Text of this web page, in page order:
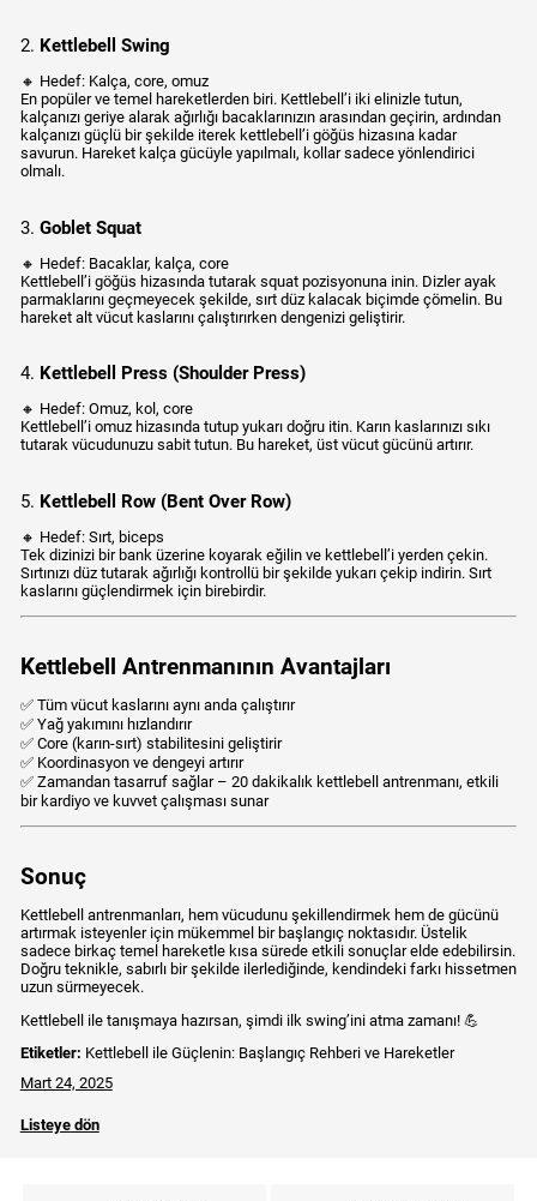
2. Kettlebell Swing
🔸 Hedef: Kalça, core, omuz
En popüler ve temel hareketlerden biri. Kettlebell’i iki elinizle tutun,
kalçanızı geriye alarak ağırlığı bacaklarınızın arasından geçirin, ardından
kalçanızı güçlü bir şekilde iterek kettlebell’i göğüs hizasına kadar
savurun. Hareket kalça gücüyle yapılmalı, kollar sadece yönlendirici
olmalı.
3. Goblet Squat
🔸 Hedef: Bacaklar, kalça, core
Kettlebell’i göğüs hizasında tutarak squat pozisyonuna inin. Dizler ayak
parmaklarını geçmeyecek şekilde, sırt düz kalacak biçimde çömelin. Bu
hareket alt vücut kaslarını çalıştırırken dengenizi geliştirir.
4. Kettlebell Press (Shoulder Press)
🔸 Hedef: Omuz, kol, core
Kettlebell’i omuz hizasında tutup yukarı doğru itin. Karın kaslarınızı sıkı
tutarak vücudunuzu sabit tutun. Bu hareket, üst vücut gücünü artırır.
5. Kettlebell Row (Bent Over Row)
🔸 Hedef: Sırt, biceps
Tek dizinizi bir bank üzerine koyarak eğilin ve kettlebell’i yerden çekin.
Sırtınızı düz tutarak ağırlığı kontrollü bir şekilde yukarı çekip indirin. Sırt
kaslarını güçlendirmek için birebirdir.
Kettlebell Antrenmanının Avantajları
✅ Tüm vücut kaslarını aynı anda çalıştırır
✅ Yağ yakımını hızlandırır
✅ Core (karın-sırt) stabilitesini geliştirir
✅ Koordinasyon ve dengeyi artırır
✅ Zamandan tasarruf sağlar – 20 dakikalık kettlebell antrenmanı, etkili
bir kardiyo ve kuvvet çalışması sunar
Sonuç
Kettlebell antrenmanları, hem vücudunu şekillendirmek hem de gücünü
artırmak isteyenler için mükemmel bir başlangıç noktasıdır. Üstelik
sadece birkaç temel hareketle kısa sürede etkili sonuçlar elde edebilirsin.
Doğru teknikle, sabırlı bir şekilde ilerlediğinde, kendindeki farkı hissetmen
uzun sürmeyecek.
Kettlebell ile tanışmaya hazırsan, şimdi ilk swing’ini atma zamanı! 💪
Etiketler: Kettlebell ile Güçlenin: Başlangıç Rehberi ve Hareketler
Mart 24, 2025
Listeye dön